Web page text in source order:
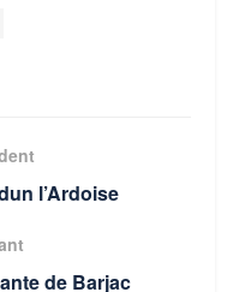
l’Ardoise
de Barjac